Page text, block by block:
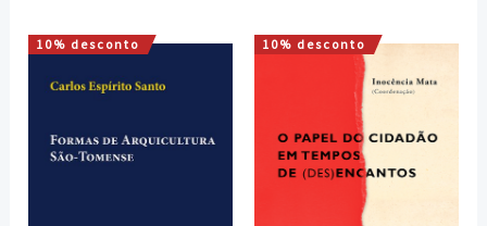
10% desconto
O
preço
original
16,00 €.
O
atual
14,40 €.
10% desconto
O
7,50 €.
O
preço
atual
6,75 €.